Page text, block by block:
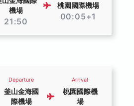
機場
21:50
桃園國際機場
00:05+1
Departure
釜山金海國
際機場
Arrival
桃園國際機
場